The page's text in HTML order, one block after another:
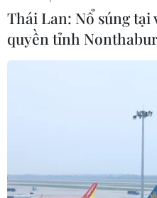
Thái Lan: Nổ súng tại
quyền tỉnh